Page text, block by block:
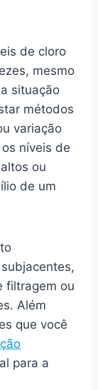
de cloro
mesmo
situação
métodos
variação
níveis de
ou
de um
filtragem ou
Além
que você
para a